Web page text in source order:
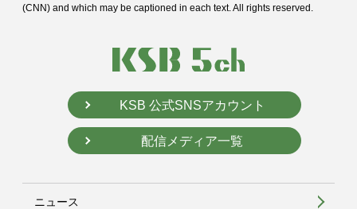
(CNN) and which may be captioned in each text. All rights reserved.
KSB 公式SNSアカウント
配信メディア一覧
ニュース